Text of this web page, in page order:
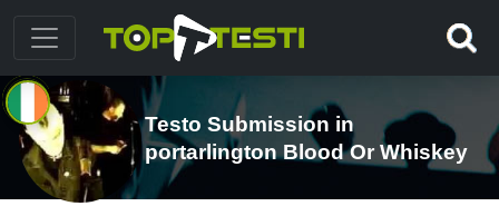
Testo Submission in
portarlington Blood Or Whiskey